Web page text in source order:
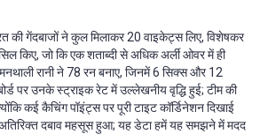
की गेंदबाजों ने कुल मिलाकर 20 वाइकेट्स लिए, विशेषकर
किए, जो कि एक शताब्दी से अधिक अर्ली ओवर में ही
रानी ने 78 रन बनाए, जिनमें 6 सिक्स और 12
पर उनके स्ट्राइक रेट में उल्लेखनीय वृद्धि हुई; टीम की
कई कैचिंग पॉइंट्स पर पूरी टाइट कॉर्डिनेशन दिखाई
अतिरिक्त दबाव महसूस हुआ; यह डेटा हमें यह समझने में मदद